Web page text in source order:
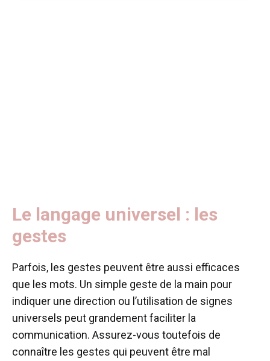
Le langage universel : les
gestes
Parfois, les gestes peuvent être aussi efficaces
que les mots. Un simple geste de la main pour
indiquer une direction ou l’utilisation de signes
universels peut grandement faciliter la
communication. Assurez-vous toutefois de
connaître les gestes qui peuvent être mal